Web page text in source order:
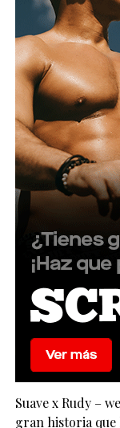
Suave x Rudy –
gran historia que